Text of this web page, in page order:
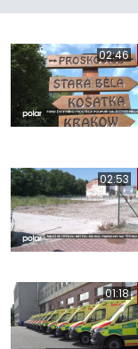
02:46
02:53
01:18